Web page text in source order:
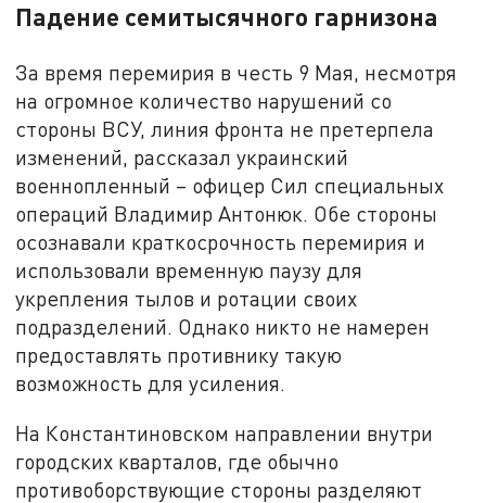
Падение семитысячного гарнизона
За время перемирия в честь 9 Мая, несмотря
на огромное количество нарушений со
стороны ВСУ, линия фронта не претерпела
изменений, рассказал украинский
военнопленный – офицер Сил специальных
операций Владимир Антонюк. Обе стороны
осознавали краткосрочность перемирия и
использовали временную паузу для
укрепления тылов и ротации своих
подразделений. Однако никто не намерен
предоставлять противнику такую
возможность для усиления.
На Константиновском направлении внутри
городских кварталов, где обычно
противоборствующие стороны разделяют